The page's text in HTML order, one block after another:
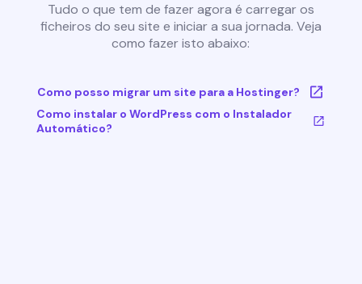
Tudo o que tem de fazer agora é carregar os
ficheiros do seu site e iniciar a sua jornada. Veja
como fazer isto abaixo:
Como posso migrar um site para a Hostinger?
Como instalar o WordPress com o Instalador
Automático?